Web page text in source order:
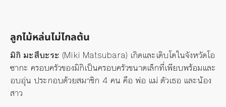
ลูกไม้หล่นไม่ไกลต้น
มิกิ มะสึบะระ (Miki Matsubara) เกิดและเติบโตในจังหวัดโอ
ซากะ ครอบครัวของมิกิเป็นครอบครัวขนาดเล็กที่เพียบพร้อมและ
อบอุ่น ประกอบด้วยสมาชิก 4 คน คือ พ่อ แม่ ตัวเธอ และน้อง
สาว